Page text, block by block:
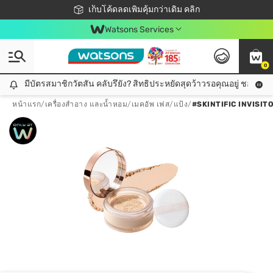
เก็บโค้ดลดเพิ่มคุ้มกว่าเดิม คลิก
ชอปออนไลน์ครั้งแรก ลดเพิ่มจุก ๆ 10%! 🎉
📦ส่งฟรี! เมื่อชอป 499฿
สมาชิกวัตสัน คลับดียังไง?
Watsons Services
0
มีบัตรสมาชิกวัตสัน คลับรึยัง? สิทธิประหยัดสุดว้าวรอคุณอยู่ ชอปคุ้มกว่าเดิม คลิก!
มีบัตรสมาชิกวัตสัน คลับรึยัง? สิทธิประหยัดสุดว้าวรอคุณอยู่ ชอปคุ้มก
หน้าแรก/ เครื่องสำอาง และน้ำหอม/ เมคอัพ เฟส/ แป้ง/#SKINTIFIC